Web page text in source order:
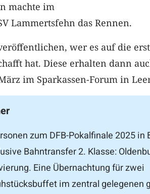
machte im
Lammertsfehn das Rennen.
wer es auf die
hat. Diese erhalten dann
im Sparkassen-Forum in
zum DFB-Pokalfinale 2025 in
Bahntransfer 2. Klasse:
Eine Übernachtung für zwei
im zentral gelegenen